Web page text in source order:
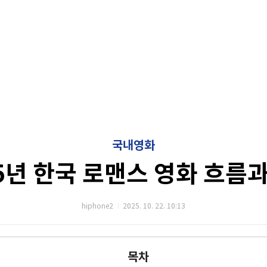
국내영화
한국 로맨스 영화 흐름
hiphone2 2025. 10. 22. 10:13
목차